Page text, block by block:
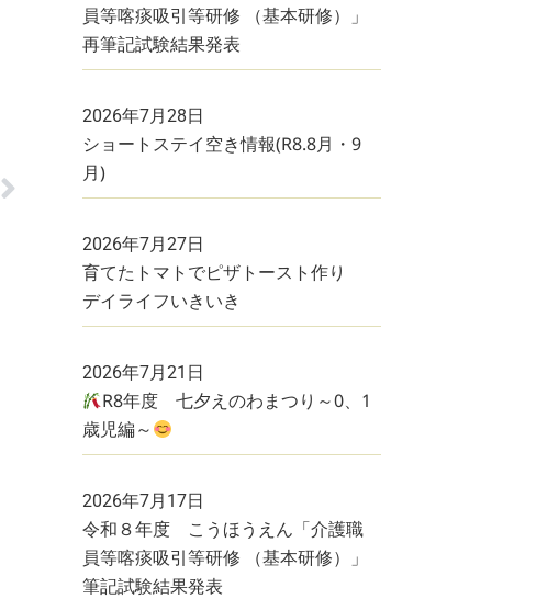
員等喀痰吸引等研修 （基本研修）」
再筆記試験結果発表
2026年7月28日
ショートステイ空き情報(R8.8月・9
月)
2026年7月27日
育てたトマトでピザトースト作り
デイライフいきいき
2026年7月21日
R8年度 七夕えのわまつり～0、1
歳児編～
2026年7月17日
令和８年度 こうほうえん「介護職
員等喀痰吸引等研修 （基本研修）」
筆記試験結果発表